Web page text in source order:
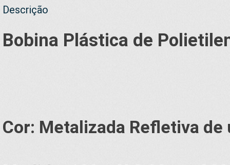
Descrição
Bobina Plástica de
Cor: Metalizada Refletiva